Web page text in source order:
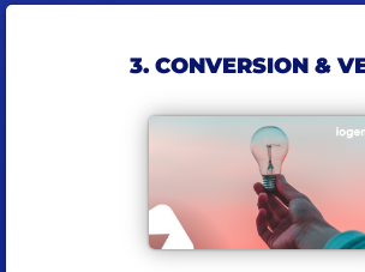
3. CONVERSION &